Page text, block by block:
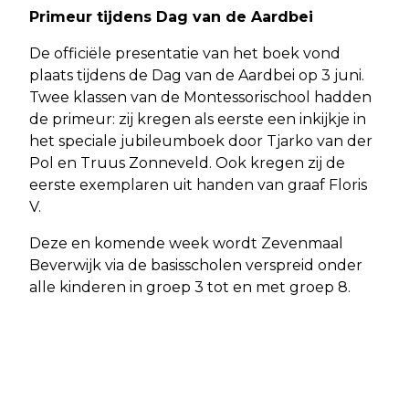
Primeur tijdens Dag van de Aardbei
De officiële presentatie van het boek vond
plaats tijdens de Dag van de Aardbei op 3 juni.
Twee klassen van de Montessorischool hadden
de primeur: zij kregen als eerste een inkijkje in
het speciale jubileumboek door Tjarko van der
Pol en Truus Zonneveld. Ook kregen zij de
eerste exemplaren uit handen van graaf Floris
V.
Deze en komende week wordt Zevenmaal
Beverwijk via de basisscholen verspreid onder
alle kinderen in groep 3 tot en met groep 8.